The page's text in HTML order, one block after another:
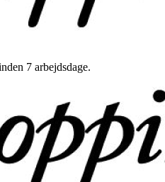
7 arbejdsdage.